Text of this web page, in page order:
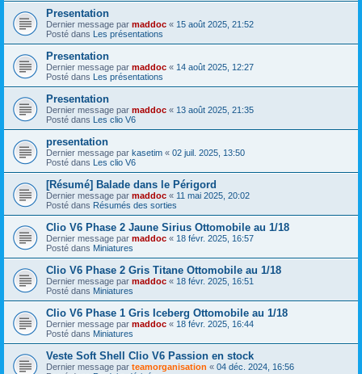
Presentation
Dernier message par maddoc « 15 août 2025, 21:52
Posté dans Les présentations
Presentation
Dernier message par maddoc « 14 août 2025, 12:27
Posté dans Les présentations
Presentation
Dernier message par maddoc « 13 août 2025, 21:35
Posté dans Les clio V6
presentation
Dernier message par kasetim « 02 juil. 2025, 13:50
Posté dans Les clio V6
[Résumé] Balade dans le Périgord
Dernier message par maddoc « 11 mai 2025, 20:02
Posté dans Résumés des sorties
Clio V6 Phase 2 Jaune Sirius Ottomobile au 1/18
Dernier message par maddoc « 18 févr. 2025, 16:57
Posté dans Miniatures
Clio V6 Phase 2 Gris Titane Ottomobile au 1/18
Dernier message par maddoc « 18 févr. 2025, 16:51
Posté dans Miniatures
Clio V6 Phase 1 Gris Iceberg Ottomobile au 1/18
Dernier message par maddoc « 18 févr. 2025, 16:44
Posté dans Miniatures
Veste Soft Shell Clio V6 Passion en stock
Dernier message par teamorganisation « 04 déc. 2024, 16:56